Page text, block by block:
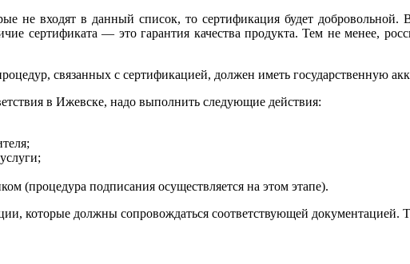
не входят в данный список, то сертификация будет
сертификата — это гарантия качества продукта. Тем не менее,
связанных с сертификацией, должен иметь государственную
в Ижевске, надо выполнить следующие действия:
(процедура подписания осуществляется на этом этапе).
которые должны сопровождаться соответствующей документацией.